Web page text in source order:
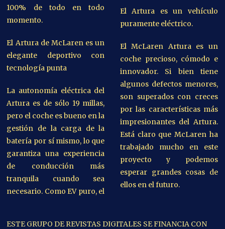
100% de todo en todo
momento.
El Artura de McLaren es un
elegante deportivo con
tecnología punta
La autonomía eléctrica del
Artura es de sólo 19 millas,
pero el coche es bueno en la
gestión de la carga de la
batería por sí mismo, lo que
garantiza una experiencia
de conducción más
tranquila cuando sea
necesario. Como EV puro, el
El Artura es un vehículo
puramente eléctrico.
El McLaren Artura es un
coche precioso, cómodo e
innovador. Si bien tiene
algunos defectos menores,
son superados con creces
por las características más
impresionantes del Artura.
Está claro que McLaren ha
trabajado mucho en este
proyecto y podemos
esperar grandes cosas de
ellos en el futuro.
ESTE GRUPO DE REVISTAS DIGITALES SE FINANCIA CON